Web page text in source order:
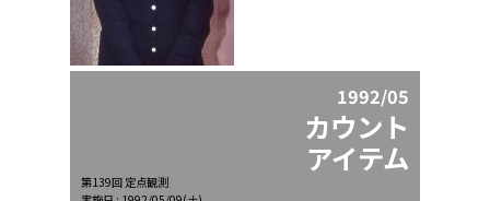
1992/05
カウント
アイテム
第139回 定点観測